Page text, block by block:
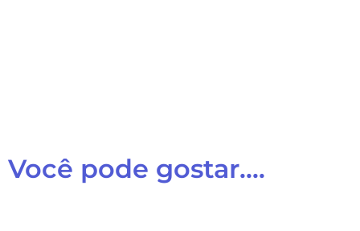
Você pode gostar....